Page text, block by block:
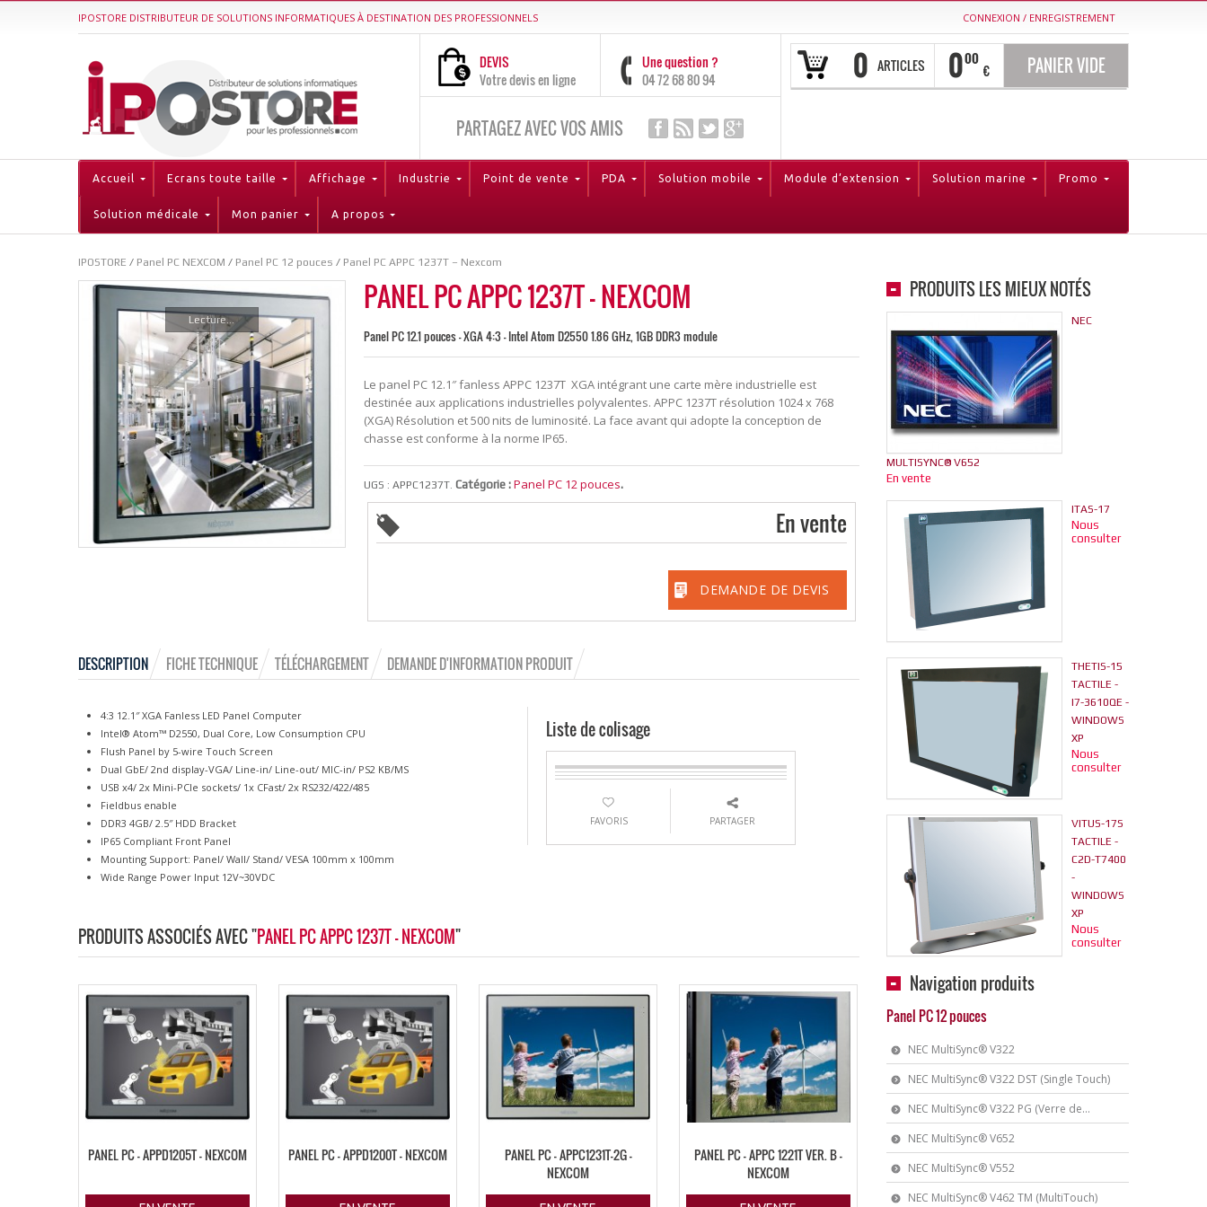
IPOSTORE DISTRIBUTEUR DE SOLUTIONS INFORMATIQUES À DESTINATION DES PROFESSIONNELS CONNEXION / ENREGISTREMENT
0 ARTICLES 000
€ PANIER VIDE
DEVIS
Votre devis en ligne
Une question ?
04 72 68 80 94
PARTAGEZ AVEC VOS AMIS
Accueil Ecrans toute taille Affichage Industrie Point de vente PDA Solution mobile Module d’extension Solution marine Promo
Solution médicale Mon panier A propos
IPOSTORE / Panel PC NEXCOM / Panel PC 12 pouces / Panel PC APPC 1237T – Nexcom
Lecture...
PANEL PC APPC 1237T – NEXCOM
Panel PC 12.1 pouces - XGA 4:3 - Intel Atom D2550 1.86 GHz, 1GB DDR3 module
Le panel PC 12.1″ fanless APPC 1237T XGA intégrant une carte mère industrielle est
destinée aux applications industrielles polyvalentes. APPC 1237T résolution 1024 x 768
(XGA) Résolution et 500 nits de luminosité. La face avant qui adopte la conception de
chasse est conforme à la norme IP65.
UGS :APPC1237T. Catégorie :Panel PC 12 pouces.
En vente
DEMANDE DE DEVIS
PRODUITS LES MIEUX NOTÉS
NEC
MULTISYNC® V652
En vente
ITAS-17
Nous
consulter
THETIS-15
TACTILE -
I7-3610QE -
WINDOWS
XP
Nous
consulter
VITUS-17S
TACTILE -
C2D-T7400
-
WINDOWS
XP
Nous
consulter
Navigation produits
Panel PC 12 pouces
NEC MultiSync® V322
NEC MultiSync® V322 DST (Single Touch)
NEC MultiSync® V322 PG (Verre de...
NEC MultiSync® V652
NEC MultiSync® V552
NEC MultiSync® V462 TM (MultiTouch)
DESCRIPTION FICHE TECHNIQUE TÉLÉCHARGEMENT DEMANDE D'INFORMATION PRODUIT
4:3 12.1″ XGA Fanless LED Panel Computer
Intel® Atom™ D2550, Dual Core, Low Consumption CPU
Flush Panel by 5-wire Touch Screen
Dual GbE/ 2nd display-VGA/ Line-in/ Line-out/ MIC-in/ PS2 KB/MS
USB x4/ 2x Mini-PCIe sockets/ 1x CFast/ 2x RS232/422/485
Fieldbus enable
DDR3 4GB/ 2.5″ HDD Bracket
IP65 Compliant Front Panel
Mounting Support: Panel/ Wall/ Stand/ VESA 100mm x 100mm
Wide Range Power Input 12V~30VDC
Liste de colisage
FAVORIS PARTAGER
PRODUITS ASSOCIÉS AVEC "PANEL PC APPC 1237T - NEXCOM"
PANEL PC – APPD1205T – NEXCOM PANEL PC – APPD1200T – NEXCOM
PANEL PC – APPC1231T-2G –
NEXCOM
PANEL PC – APPC 1221T VER. B –
NEXCOM